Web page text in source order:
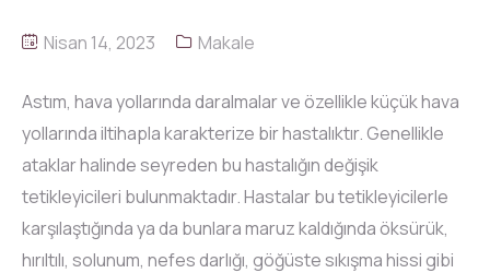
Nisan 14, 2023 Makale
Astım, hava yollarında daralmalar ve özellikle küçük hava
yollarında iltihapla karakterize bir hastalıktır. Genellikle
ataklar halinde seyreden bu hastalığın değişik
tetikleyicileri bulunmaktadır. Hastalar bu tetikleyicilerle
karşılaştığında ya da bunlara maruz kaldığında öksürük,
hırıltılı, solunum, nefes darlığı, göğüste sıkışma hissi gibi